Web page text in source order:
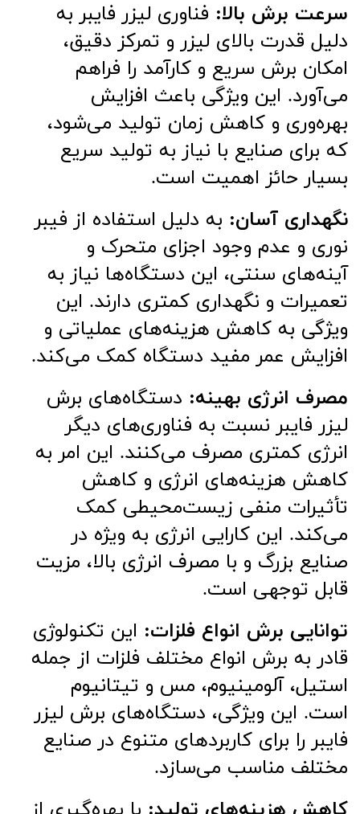
سرعت برش بالا: فناوری لیزر فایبر به
دلیل قدرت بالای لیزر و تمرکز دقیق،
امکان برش سریع و کارآمد را فراهم
می‌آورد. این ویژگی باعث افزایش
بهره‌وری و کاهش زمان تولید می‌شود،
که برای صنایع با نیاز به تولید سریع
بسیار حائز اهمیت است.
نگهداری آسان: به دلیل استفاده از فیبر
نوری و عدم وجود اجزای متحرک و
آینه‌های سنتی، این دستگاه‌ها نیاز به
تعمیرات و نگهداری کمتری دارند. این
ویژگی به کاهش هزینه‌های عملیاتی و
افزایش عمر مفید دستگاه کمک می‌کند.
مصرف انرژی بهینه: دستگاه‌های برش
لیزر فایبر نسبت به فناوری‌های دیگر
انرژی کمتری مصرف می‌کنند. این امر به
کاهش هزینه‌های انرژی و کاهش
تأثیرات منفی زیست‌محیطی کمک
می‌کند. این کارایی انرژی به ویژه در
صنایع بزرگ و با مصرف انرژی بالا، مزیت
قابل توجهی است.
توانایی برش انواع فلزات: این تکنولوژی
قادر به برش انواع مختلف فلزات از جمله
استیل، آلومینیوم، مس و تیتانیوم
است. این ویژگی، دستگاه‌های برش لیزر
فایبر را برای کاربردهای متنوع در صنایع
مختلف مناسب می‌سازد.